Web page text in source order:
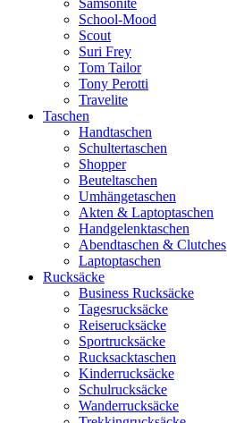
Samsonite
School-Mood
Scout
Suri Frey
Tom Tailor
Tony Perotti
Travelite
Taschen
Handtaschen
Schultertaschen
Shopper
Beuteltaschen
Umhängetaschen
Akten & Laptoptaschen
Handgelenktaschen
Abendtaschen & Clutches
Laptoptaschen
Rucksäcke
Business Rucksäcke
Tagesrucksäcke
Reiserucksäcke
Sportrucksäcke
Rucksacktaschen
Kinderrucksäcke
Schulrucksäcke
Wanderrucksäcke